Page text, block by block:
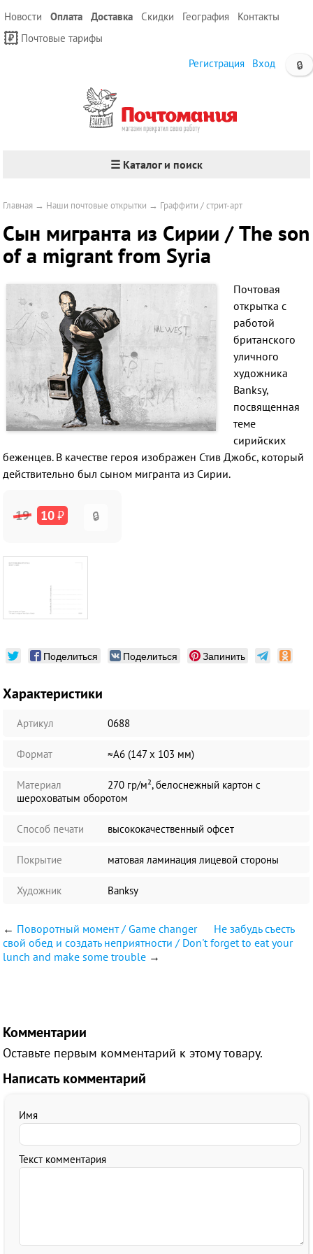
Новости Оплата Доставка Скидки География
Контакты
Почтовые тарифы
🔒
Регистрация Вход
☰ Каталог и поиск
Главная → Наши почтовые открытки → Граффити / стрит-арт
Сын мигранта из Сирии / The son
of a migrant from Syria
Почтовая
открытка с
работой
британского
уличного
художника
Banksy,
посвященная
теме
сирийских
беженцев. В качестве героя изображен Стив Джобс, который
действительно был сыном мигранта из Сирии.
19 10₽ 🔒
Поделиться Поделиться Запинить
Характеристики
Артикул 0688
Формат ≈А6 (147 х 103 мм)
Материал
270 гр/м², белоснежный картон с
шероховатым оборотом
Способ печати высококачественный офсет
Покрытие матовая ламинация лицевой стороны
Художник Banksy
← Поворотный момент / Game changer
Не забудь съесть
свой обед и создать неприятности / Don't forget to eat your
lunch and make some trouble →
Комментарии
Оставьте первым комментарий к этому товару.
Написать комментарий
Имя
Текст комментария